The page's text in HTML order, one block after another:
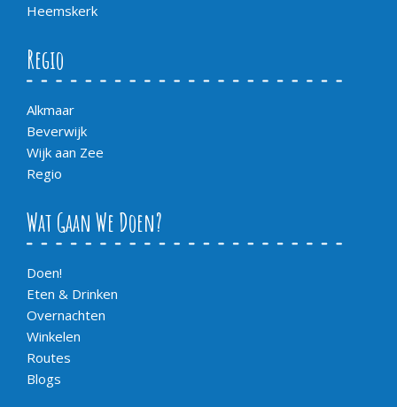
Heemskerk
Regio
Alkmaar
Beverwijk
Wijk aan Zee
Regio
Wat Gaan We Doen?
Doen!
Eten & Drinken
Overnachten
Winkelen
Routes
Blogs